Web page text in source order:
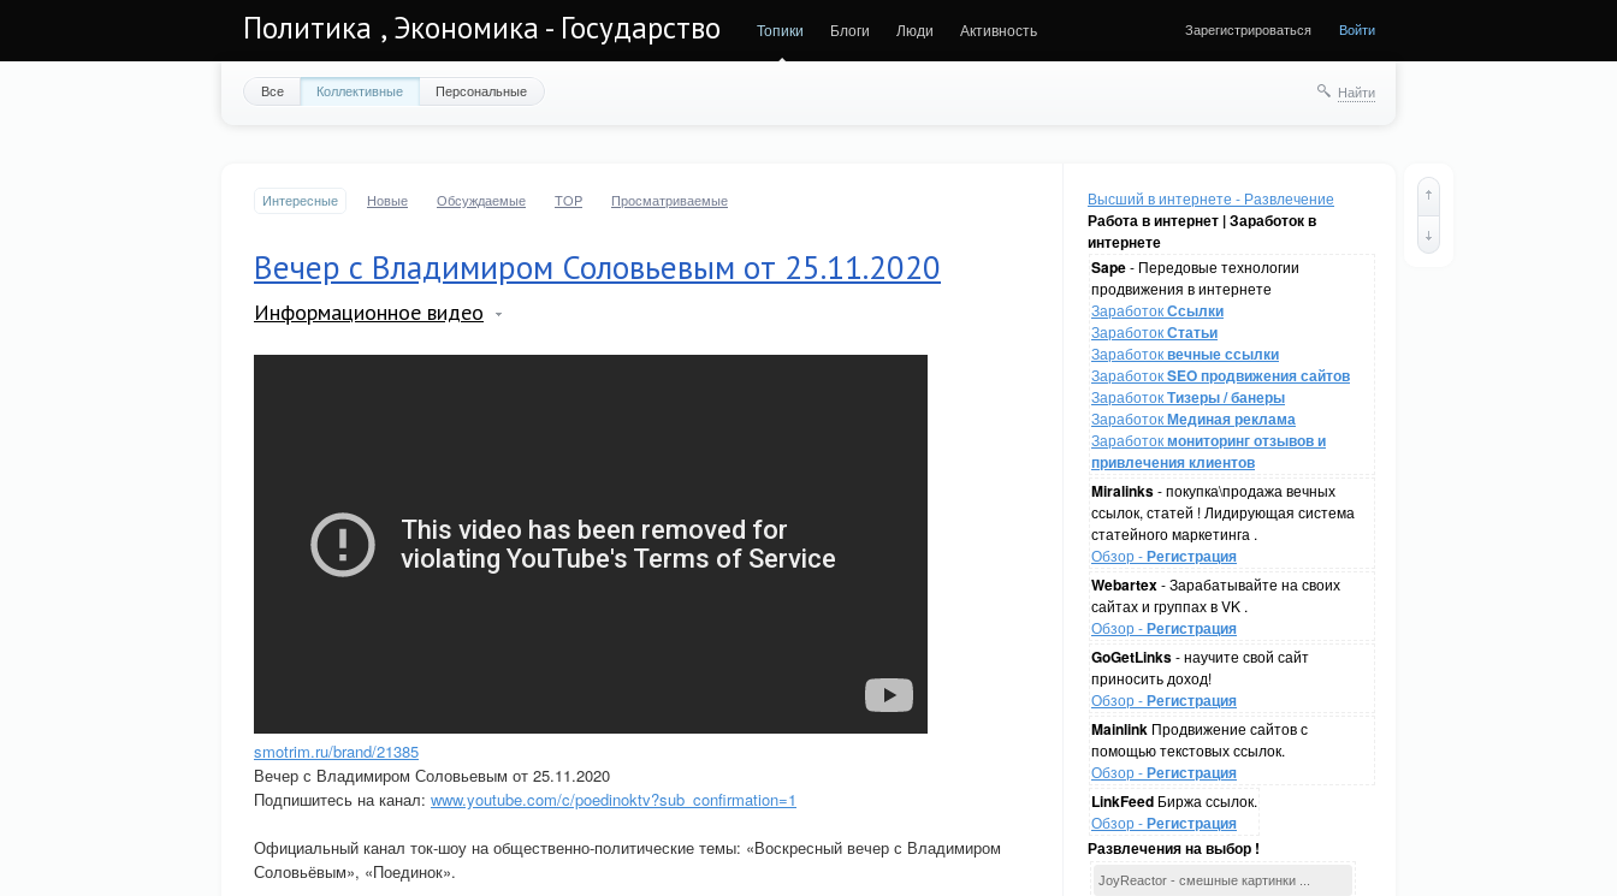
Политика , Экономика - Государство Топики Блоги Люди Активность Зарегистрироваться Войти
Все Коллективные Персональные Найти
Высший в интернете - Развлечение
Работа в интернет | Заработок в
интернете
Sape- Передовые технологии
продвижения в интернете
ЗаработокСсылки
ЗаработокСтатьи
Заработоквечные ссылки
ЗаработокSEO продвижения сайтов
ЗаработокТизеры / банеры
ЗаработокМединая реклама
Заработокмониторинг отзывов и
привлечения клиентов
Miralinks- покупка\продажа вечных
ссылок, статей ! Лидирующая система
статейного маркетинга .
Обзор -Регистрация
Webartex- Зарабатывайте на своих
сайтах и группах в VK .
Обзор -Регистрация
GoGetLinks- научите свой сайт
приносить доход!
Обзор -Регистрация
Mainlink Продвижение сайтов с
помощью текстовых ссылок.
Обзор -Регистрация
LinkFeed Биржа ссылок.
Обзор -Регистрация
Развлечения на выбор !
JoyReactor - смешные картинки ...
Интересные Новые Обсуждаемые TOP Просматриваемые
Вечер с Владимиром Соловьевым от 25.11.2020
Информационное видео
smotrim.ru/brand/21385
Вечер с Владимиром Соловьевым от 25.11.2020
Подпишитесь на канал: www.youtube.com/c/poedinoktv?sub_confirmation=1
Официальный канал ток-шоу на общественно-политические темы: «Воскресный вечер с Владимиром
Соловьёвым», «Поединок».